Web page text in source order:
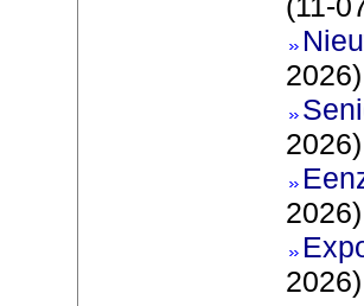
2026)
2026)
2026)
2026)